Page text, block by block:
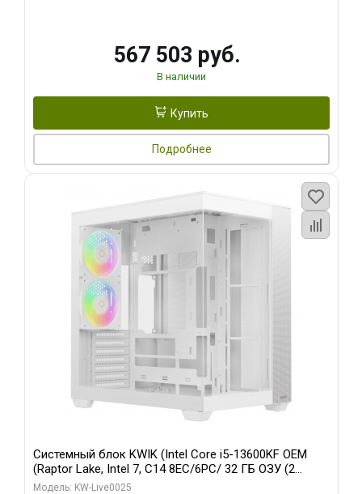
567 503 руб.
В наличии
Купить
Подробнее
Системный блок KWIK (Intel Core i5-13600KF OEM
(Raptor Lake, Intel 7, C14 8EC/6PC/ 32 ГБ ОЗУ (2
модуля)/ Gigabyte RTX5060 WINDFORCE OC 8GB
Модель: KW-Live0025